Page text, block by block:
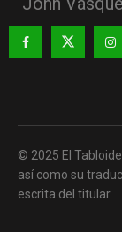
© 2025 El
así como su
escrita del titular